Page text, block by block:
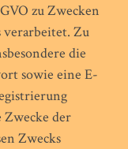
zu Zwecken
verarbeitet. Zu
die
sowie eine E-
Zwecke der
Zwecks